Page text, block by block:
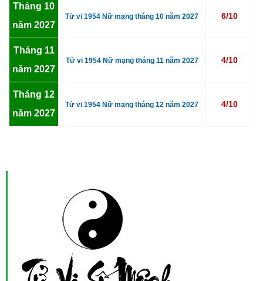
Tháng 10
năm 2027
Tử vi 1954 Nữ mạng tháng 10 năm 2027 6/10
Tháng 11
năm 2027
Tử vi 1954 Nữ mạng tháng 11 năm 2027 4/10
Tháng 12
năm 2027
Tử vi 1954 Nữ mạng tháng 12 năm 2027 4/10